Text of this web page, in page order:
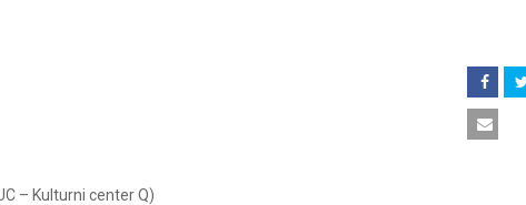
– Kulturni center Q)